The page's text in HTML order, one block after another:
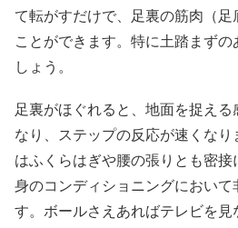
て転がすだけで、足裏の筋肉（
ことができます。特に土踏まずの
しょう。
足裏がほぐれると、地面を捉える
なり、ステップの反応が速くな
はふくらはぎや腰の張りとも密
身のコンディショニングにおい
す。ボールさえあればテレビを見